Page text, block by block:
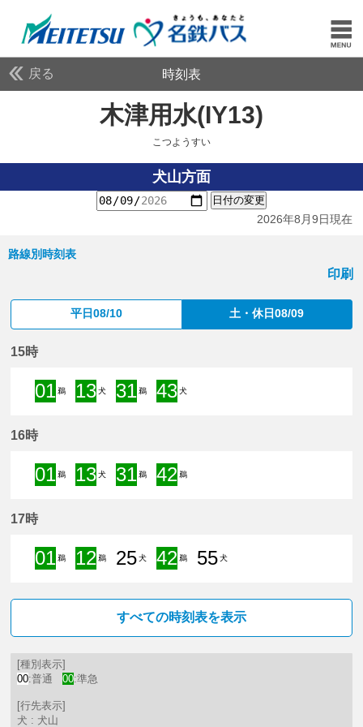
戻る 時刻表
木津用水(IY13)
こつようすい
犬山方面
日付の変更
2026年8月9日現在
路線別時刻表
印刷
平日08/10 土・休日08/09
15時
01 鵜
13犬
31 鵜
43犬
16時
01 鵜
13犬
31 鵜
42 鵜
17時
01 鵜
12 鵜
25犬
42 鵜
55犬
すべての時刻表を表示
[種別表示]
00:普通 00:準急
[行先表示]
犬 : 犬山